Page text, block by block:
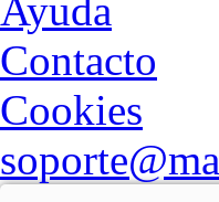
Ayuda
Contacto
Cookies